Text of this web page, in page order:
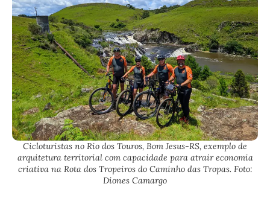
Cicloturistas no Rio dos Touros, Bom Jesus-RS, exemplo de
arquitetura territorial com capacidade para atrair economia
criativa na Rota dos Tropeiros do Caminho das Tropas. Foto:
Diones Camargo